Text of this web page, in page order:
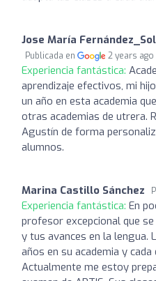
Jose María
Publicada en 2 years ago
Experiencia fantástica:
aprendizaje efectivos, mi
un año en esta academia
otras academias de utrera.
Agustín de forma
alumnos.
Marina Castillo Sánchez
Experiencia fantástica: En
profesor excepcional que
y tus avances en la lengua.
años en su academia y
Actualmente me estoy